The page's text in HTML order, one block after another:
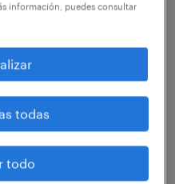
que elreclutamiento
y
directivas,
clave
información, puedes consultar
todas
todo